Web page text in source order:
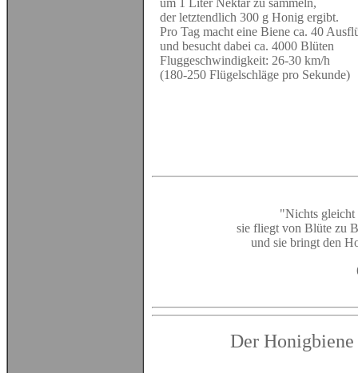
um 1 Liter Nektar zu sammeln,
der letztendlich 300 g Honig ergibt.
Pro Tag macht eine Biene ca. 40
und besucht dabei ca. 4000 Blüten
Fluggeschwindigkeit: 26-30 km/h
(180-250 Flügelschläge pro Sekunde)
"Nichts gleicht
sie fliegt von Blüte zu
und sie bringt den
Der